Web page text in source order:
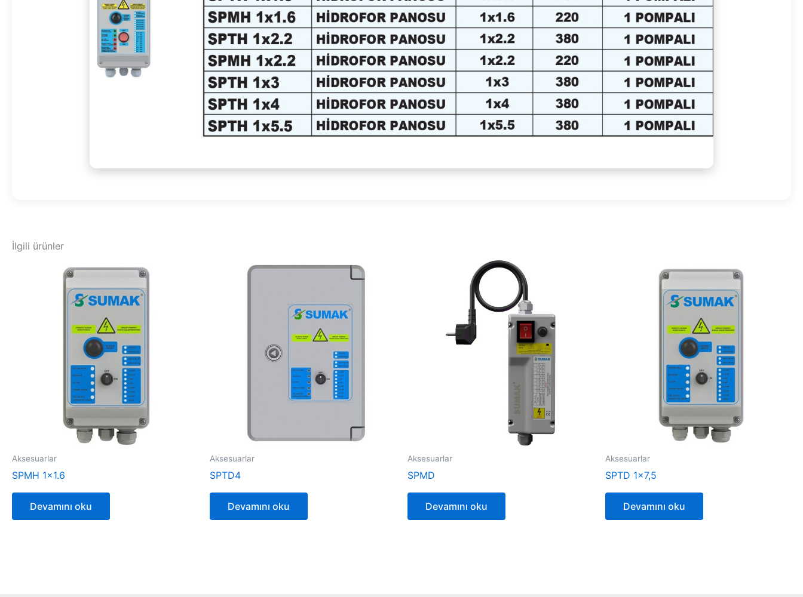
İlgili ürünler
Aksesuarlar
SPMH 1×1.6
Devamını oku
Aksesuarlar
SPTD4
Devamını oku
Aksesuarlar
SPMD
Devamını oku
Aksesuarlar
SPTD 1×7,5
Devamını oku